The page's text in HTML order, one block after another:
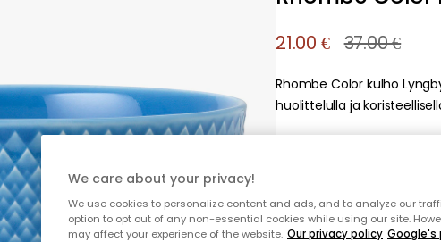
Emme
etsimääsi
Tämä voi johtua siitä, että sivua ei enää ole tai siitä, että se on
tästä mahdollisesti aiheutunutta häiriötä. Voit kokeilla
siirtyä takaisin aloitussivustolle.
We care about your privacy!
We use cookies to personalize content and ads, and to analyze our
option to opt out of any non-essential cookies while using our site.
may affect your experience of the website. Our privacy policy Google's